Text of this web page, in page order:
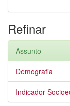
Refinar
Assunto
Demografia
Indicador